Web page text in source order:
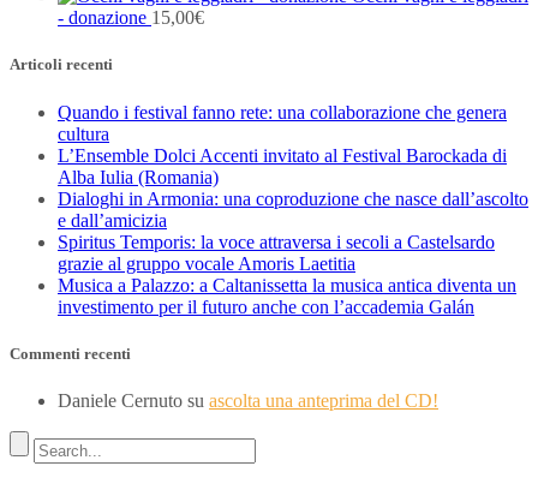
- donazione 15,00€
Articoli recenti
Quando i festival fanno rete: una collaborazione che genera
cultura
L’Ensemble Dolci Accenti invitato al Festival Barockada di
Alba Iulia (Romania)
Dialoghi in Armonia: una coproduzione che nasce dall’ascolto
e dall’amicizia
Spiritus Temporis: la voce attraversa i secoli a Castelsardo
grazie al gruppo vocale Amoris Laetitia
Musica a Palazzo: a Caltanissetta la musica antica diventa un
investimento per il futuro anche con l’accademia Galán
Commenti recenti
Daniele Cernuto su ascolta una anteprima del CD!